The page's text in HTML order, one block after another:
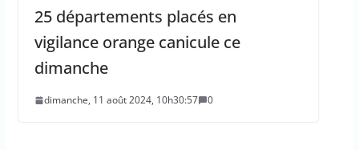
25 départements placés en
vigilance orange canicule ce
dimanche
dimanche, 11 août 2024, 10h30:57 0